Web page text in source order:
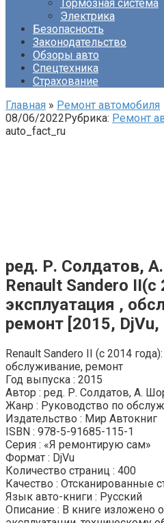
Тормозная система
Электрика
Безопасность
Законодательство
Обзоры авто
Спецтехника
Страхование
Главная » Ремонт автомобиля
08/06/2022Рубрика: Ремонт
auto_fact_ru
ред. Р. Солдатов,
Renault Sandero II(с
эксплуатация ,
ремонт [2015, DjVu,
Renault Sandero II (с 2014
обслуживание, ремонт
Год выпуска : 2015
Автор : ред. Р. Солдатов, А.
Жанр : Руководство по
Издательство : Мир Автокниг
ISBN : 978-5-91685-115-1
Серия : «Я ремонтирую сам»
Формат : DjVu
Количество страниц : 400
Качество : Отсканированные
Язык авто-книги : Русский
Описание : В книге изложено